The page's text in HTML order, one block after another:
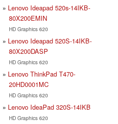
Lenovo Ideapad 520s-14IKB-
80X200EMIN
HD Graphics 620
Lenovo Ideapad 520S-14IKB-
80X200DASP
HD Graphics 620
Lenovo ThinkPad T470-
20HD0001MC
HD Graphics 620
Lenovo IdeaPad 320S-14IKB
HD Graphics 620